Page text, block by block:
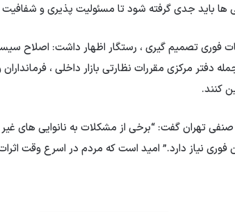
ها باید جدی گرفته شود تا مسئولیت پذیری و
فوری تصمیم گیری ، رستگار اظهار داشت: اصلاح
دفتر مرکزی مقررات نظارتی بازار داخلی ،
کنند.
تهران گفت: “برخی از مشکلات به نانوایی های غیر
فوری نیاز دارد.” امید است که مردم در اسرع وقت